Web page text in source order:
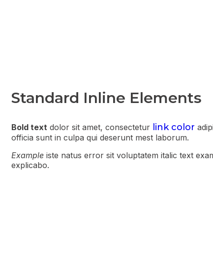
Standard Inline Elements
Bold text dolor sit amet, consectetur link color
officia sunt in culpa qui deserunt mest laborum.
Example iste natus error sit voluptatem italic text
explicabo.